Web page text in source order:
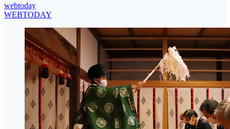
webtoday
WEBTODAY